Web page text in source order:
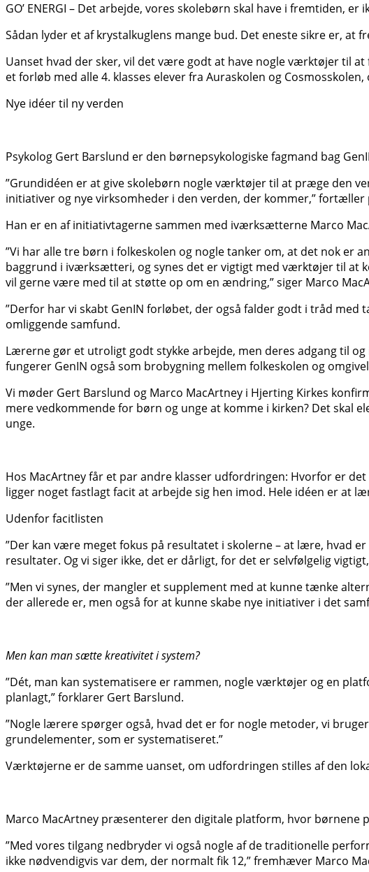
GO’ ENERGI – Det arbejde, vores skolebørn skal have i fremtiden, er
Sådan lyder et af krystalkuglens mange bud. Det eneste sikre er, at
Uanset hvad der sker, vil det være godt at have nogle værktøjer til
et forløb med alle 4. klasses elever fra Auraskolen og
Nye idéer til ny verden
Psykolog Gert Barslund er den børnepsykologiske fagmand bag
”Grundidéen er at give skolebørn nogle værktøjer til at præge den
initiativer og nye virksomheder i den verden, der kommer,”
Han er en af initiativtagerne sammen med iværksætterne Marco
”Vi har alle tre børn i folkeskolen og nogle tanker om, at det nok er
baggrund i iværksætteri, og synes det er vigtigt med værktøjer til at
vil gerne være med til at støtte op om en ændring,” siger Marco
”Derfor har vi skabt Gen­IN forløbet, der også falder godt i tråd
omliggende samfund.
Lærerne gør et utroligt godt stykke arbejde, men deres adgang til
fungerer GenIN også som brobygning mellem folkeskolen og
Vi møder Gert Barslund og Marco MacArtney i Hjerting Kirkes
mere vedkommende for børn og unge at komme i kirken? Det skal
unge.
Hos MacArtney får et par andre klasser udfordringen: Hvorfor er
ligger noget fastlagt facit at arbejde sig hen imod. Hele idéen er at
Udenfor facitlisten
”Der kan være meget fokus på resultatet i skolerne – at lære, hvad
resultater. Og vi siger ikke, det er dårligt, for det er selvfølgelig
”Men vi synes, der mangler et supplement med at kunne tænke
der allerede er, men også for at kunne skabe nye initiativer i det
Men kan man sætte kreativitet i system?
”Dét, man kan systematisere er rammen, nogle værktøjer og en
planlagt,” forklarer Gert Barslund.
”Nogle lærere spørger også, hvad det er for nogle metoder, vi
grundelementer, som er systematiseret.”
Værktøjerne er de samme uanset, om udfordringen stilles af den
Marco MacArtney præsenterer den digitale platform, hvor børnene
”Med vores tilgang nedbryder vi også nogle af de traditionelle
ikke nødvendigvis var dem, der normalt fik 12,” fremhæver Marco